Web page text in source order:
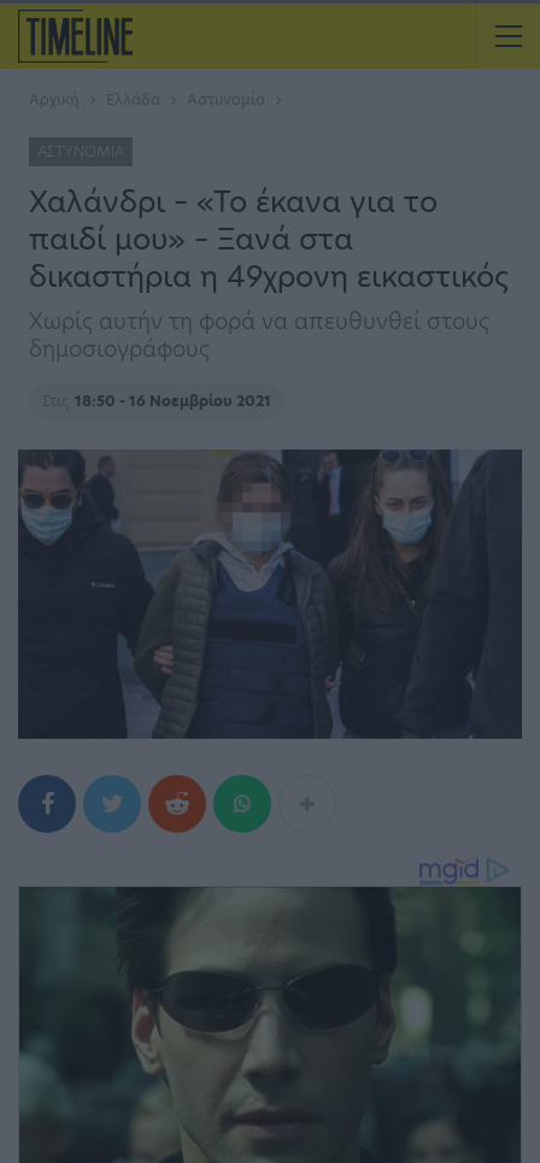
Αρχική Ελλάδα Αστυνομία
ΑΣΤΥΝΟΜΊΑ
Χαλάνδρι – «Το έκανα για το
παιδί μου» – Ξανά στα
δικαστήρια η 49χρονη εικαστικός
Χωρίς αυτήν τη φορά να απευθυνθεί στους
δημοσιογράφους
Στις 18:50 - 16 Νοεμβρίου 2021